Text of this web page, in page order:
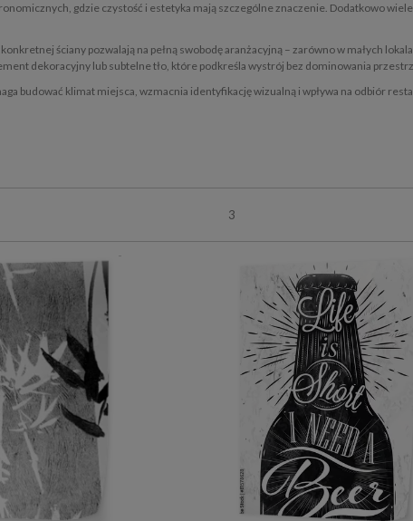
gdzie czystość i estetyka mają szczególne znaczenie. Dodatkowo
ściany pozwalają na pełną swobodę aranżacyjną – zarówno w małych
dekoracyjny lub subtelne tło, które podkreśla wystrój bez dominowania
budować klimat miejsca, wzmacnia identyfikację wizualną i wpływa na odbiór
3